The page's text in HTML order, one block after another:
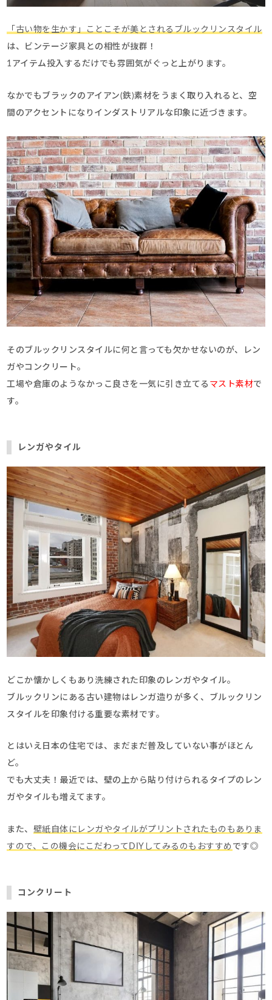
「古い物を生かす」ことこそが美とされるブルックリンスタイル
は、ビンテージ家具との相性が抜群！
1アイテム投入するだけでも雰囲気がぐっと上がります。
なかでもブラックのアイアン(鉄)素材をうまく取り入れると、空
間のアクセントになりインダストリアルな印象に近づきます。
そのブルックリンスタイルに何と言っても欠かせないのが、レン
ガやコンクリート。
工場や倉庫のようなかっこ良さを一気に引き立てる マスト素材で
す。
レンガやタイル
どこか懐かしくもあり洗練された印象のレンガやタイル。
ブルックリンにある古い建物はレンガ造りが多く、ブルックリン
スタイルを印象付ける重要な素材です。
とはいえ日本の住宅では、まだまだ普及していない事がほとん
ど。
でも大丈夫！最近では、壁の上から貼り付けられるタイプのレン
ガやタイルも増えてます。
また、 壁紙自体にレンガやタイルがプリントされたものもありま
すので、この機会にこだわってDIYしてみるのもおすすめ です◎
コンクリート